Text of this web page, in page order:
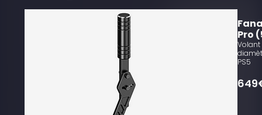
Pro
Volant
PS5